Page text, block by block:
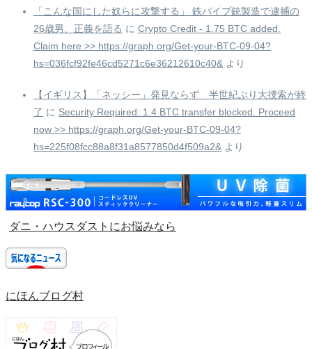
「こんな国にした奴らに攻撃する」 鉄パイプ銃製造で逮捕の
26歳男、正義を語る に Crypto Credit - 1.75 BTC added.
Claim here >> https://graph.org/Get-your-BTC-09-04?
hs=036fcf92fe46cd5271c6e36212610c40& より
【イギリス】「ネッシー」発見ならず 半世紀ぶり大捜索が終
了 に Security Required: 1.4 BTC transfer blocked. Proceed
now >> https://graph.org/Get-your-BTC-09-04?
hs=225f08fcc88a8f31a8577850d4f509a2& より
ダニ・ハウスダストにお悩みなら
にほんブログ村